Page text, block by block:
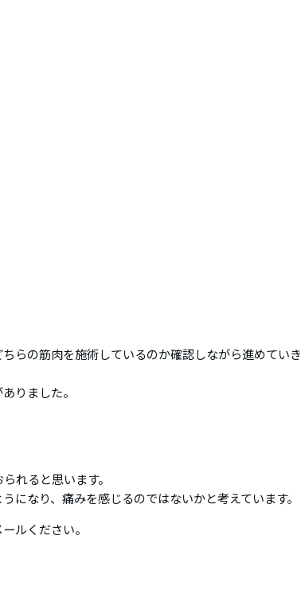
らの筋肉を施術しているのか確認しながら進めていき
りました。
れると思います。
になり、痛みを感じるのではないかと考えています。
ルください。